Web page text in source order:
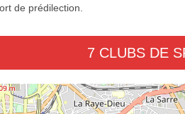
de prédilection.
7 CLUBS DE